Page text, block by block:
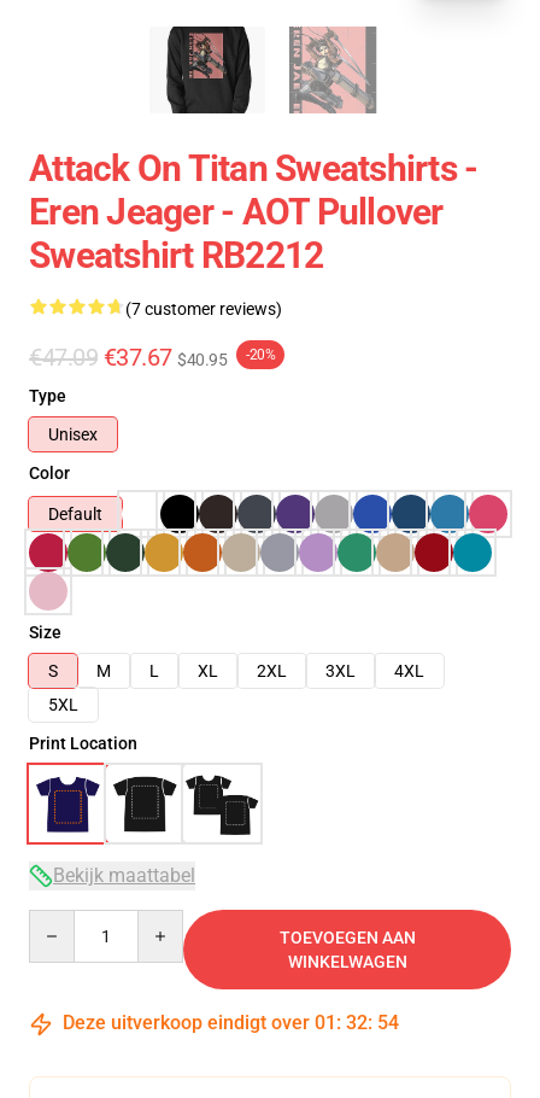
Attack On Titan Sweatshirts -
Eren Jeager - AOT Pullover
Sweatshirt RB2212
(7 customer reviews)
€47.09 €37.67 $40.95 -20%
Type
Unisex
Color
Default
Size
S
M L XL 2XL 3XL
4XL
5XL
Print Location
Bekijk maattabel
TOEVOEGEN AAN
WINKELWAGEN
Deze uitverkoop eindigt over 01 : 32: 53